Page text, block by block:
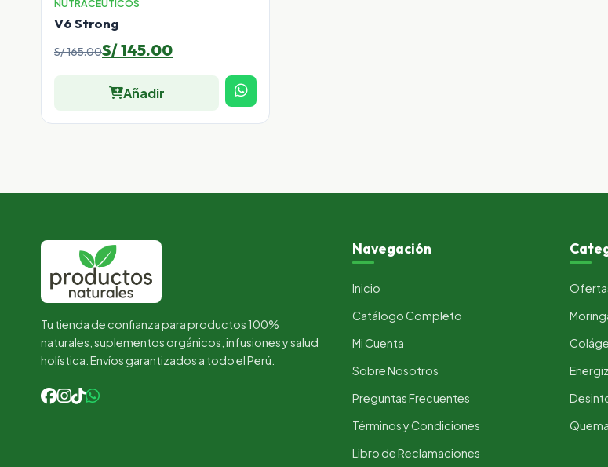
NUTRACÉUTICOS
V6 Strong
S/165.00
El
original
era:
S/145.00
El
es:
Añadir
Tu tienda de confianza para productos 100%
naturales, suplementos orgánicos, infusiones y salud
holística. Envíos garantizados a todo el Perú.
Navegación
Inicio
Catálogo Completo
Mi Cuenta
Sobre Nosotros
Preguntas Frecuentes
Términos y Condiciones
Libro de Reclamaciones